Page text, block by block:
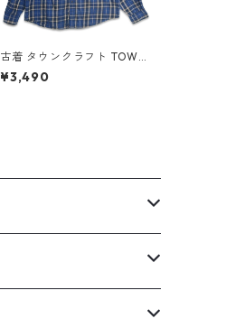
古着 タウンクラフト TOWN
CRAFT ネルシャツ フランネ
ル 長袖シャツ チェック 表
¥3,490